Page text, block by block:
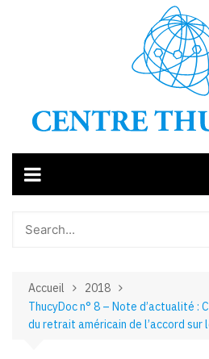
Accueil
2018
ThucyDoc n° 8 – Note d’actualité :
du retrait américain de l’accord sur